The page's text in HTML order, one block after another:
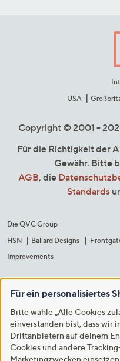
USA
Copyright © 2001 -
Für die Richtigkeit der
Gewähr. Bitte
AGB, die
Standards
Die QVC Group
HSN
Ballard Designs
Improvements
Für ein personalisiertes
Bitte wähle „Alle Cookies
einverstanden bist, dass wir
Drittanbietern auf deinem
Cookies und andere
Marketingzwecken